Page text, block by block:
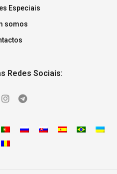
Especiais
somos
Redes Sociais: